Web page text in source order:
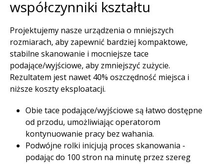
współczynniki kształtu​
Projektujemy nasze urządzenia o mniejszych
rozmiarach, aby zapewnić bardziej kompaktowe,
stabilne skanowanie i mocniejsze tace
podające/wyjściowe, aby zmniejszyć zużycie.
Rezultatem jest nawet 40% oszczędność miejsca i
niższe koszty eksploatacji.​
Obie tace podające/wyjściowe są łatwo dostępne
od przodu, umożliwiając operatorom
kontynuowanie pracy bez wahania.​
Podwójne rolki inicjują proces skanowania -
podając do 100 stron na minutę przez szereg